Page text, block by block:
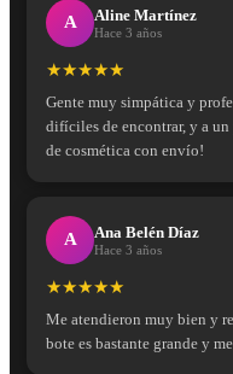
A Aline Martínez
Hace 3 años
★★★★★
Gente muy simpática y
difíciles de encontrar, y a
de cosmética con envío!
A Ana Belén Díaz
Hace 3 años
★★★★★
Me atendieron muy bien y
bote es bastante grande y